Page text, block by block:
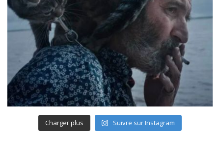
Charger plus Suivre sur Instagram